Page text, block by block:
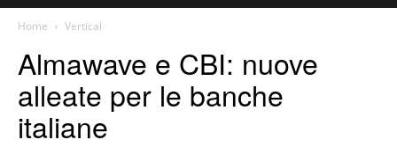
Home Vertical
Almawave e CBI: nuove
alleate per le banche
italiane